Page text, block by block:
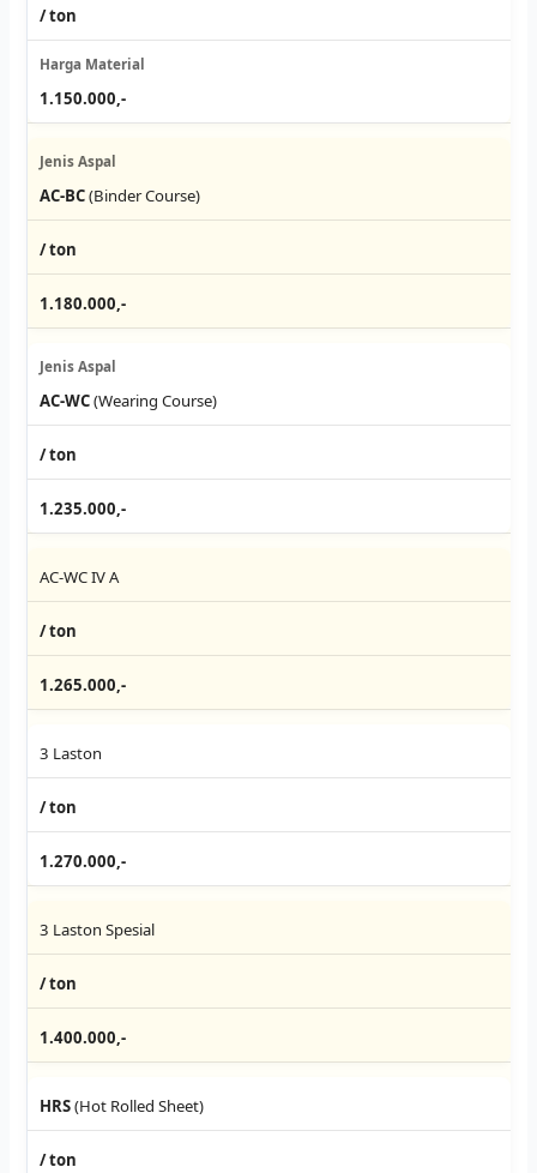
/ ton
1.150.000,-
AC-BC(Binder Course)
/ ton
1.180.000,-
AC-WC(Wearing Course)
/ ton
1.235.000,-
AC-WC IV A
/ ton
1.265.000,-
3 Laston
/ ton
1.270.000,-
3 Laston Spesial
/ ton
1.400.000,-
HRS(Hot Rolled Sheet)
/ ton